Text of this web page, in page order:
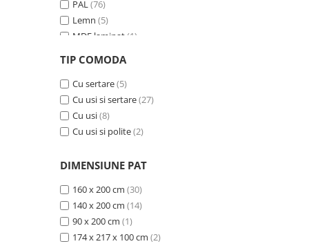
PAL(76)
Lemn (5)
MDF laminat (1)
MDF furniruit
Ceramica(15)
TIP COMODA
Cu sertare(5)
Cu usi si sertare(27)
Cu usi(8)
Cu usi si polite(2)
DIMENSIUNE PAT
160 x 200 cm (30)
140 x 200 cm (14)
90 x 200 cm (1)
174 x 217 x 100 cm (2)